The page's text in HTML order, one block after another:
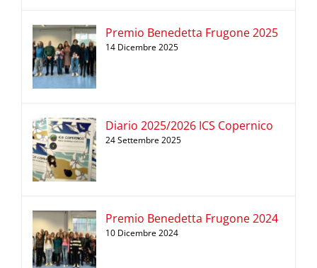
Premio Benedetta Frugone 2025
14 Dicembre 2025
Diario 2025/2026 ICS Copernico
24 Settembre 2025
Premio Benedetta Frugone 2024
10 Dicembre 2024